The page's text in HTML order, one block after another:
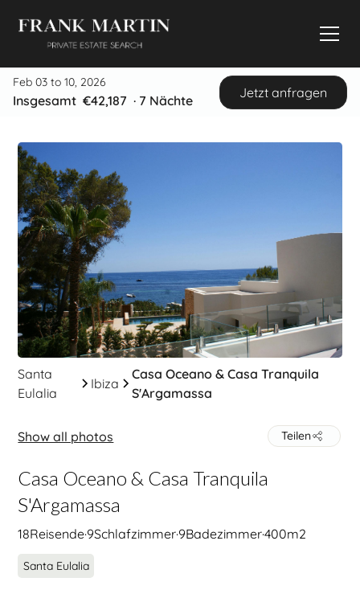
Feb 03 to 10, 2026
Insgesamt €42,187 · 7 Nächte
Jetzt anfragen
Santa
Eulalia
Ibiza
Casa Oceano & Casa Tranquila
S'Argamassa
Show all photos
Casa Oceano & Casa Tranquila
S'Argamassa
18Reisende·9Schlafzimmer·9Badezimmer·400m2
Santa Eulalia
Teilen